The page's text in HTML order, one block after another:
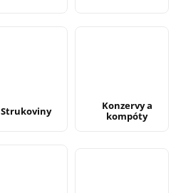
Strukoviny
Konzervy a
kompóty